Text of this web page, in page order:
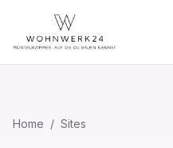
Home / Sites